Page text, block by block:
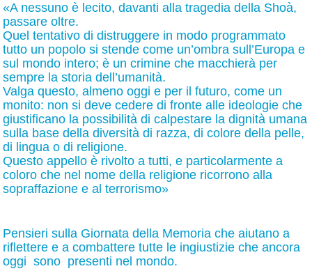
«A nessuno è lecito, davanti alla tragedia della Shoà,
passare oltre.
Quel tentativo di distruggere in modo programmato
tutto un popolo si stende come un’ombra sull’Europa e
sul mondo intero; è un crimine che macchierà per
sempre la storia dell’umanità.
Valga questo, almeno oggi e per il futuro, come un
monito: non si deve cedere di fronte alle ideologie che
giustificano la possibilità di calpestare la dignità umana
sulla base della diversità di razza, di colore della pelle,
di lingua o di religione.
Questo appello è rivolto a tutti, e particolarmente a
coloro che nel nome della religione ricorrono alla
sopraffazione e al terrorismo»
Pensieri sulla Giornata della Memoria che aiutano a
riflettere e a combattere tutte le ingiustizie che ancora
oggi sono presenti nel mondo.